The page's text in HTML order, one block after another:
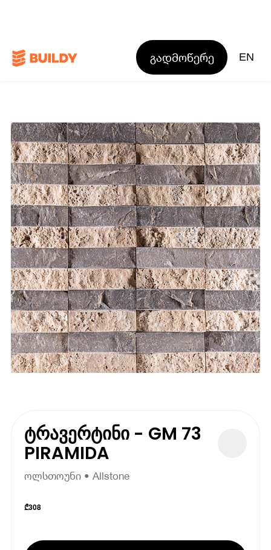
გადმოწერე EN
ტრავერტინი - GM 73
PIRAMIDA
ოლსთოუნი • Allstone
₾308